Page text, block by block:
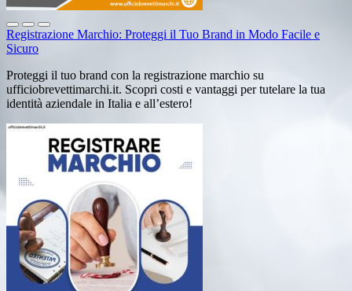
Registrazione Marchio: Proteggi il Tuo Brand in Modo Facile e
Sicuro
Proteggi il tuo brand con la registrazione marchio su
ufficiobrevettimarchi.it. Scopri costi e vantaggi per tutelare la tua
identità aziendale in Italia e all’estero!